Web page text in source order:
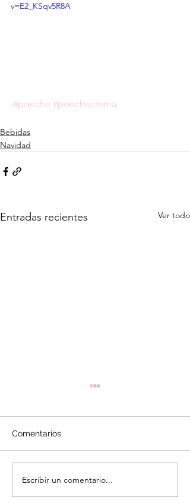
v=E2_KSqv5R8A
#ponche #ponchecrema
Bebidas
Navidad
Entradas recientes Ver todo
Mini Tortas para Navidad
Comentarios
Escribir un comentario...